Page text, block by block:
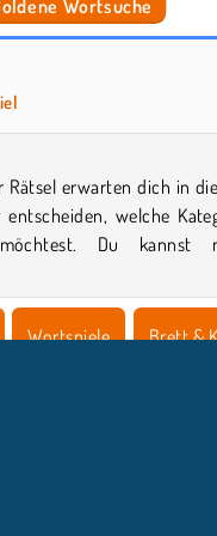
Wortsuche
erwarten dich in
welche
Du kannst
Tieren und vielem
Wortspiele Brett &